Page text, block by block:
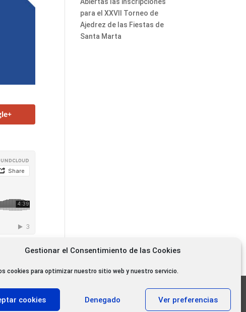
Gestionar el Consentimiento de las Cookies
cookies para optimizar nuestro sitio web y nuestro servicio.
cookies Denegado Ver preferencias
para el XXVII Torneo de
Ajedrez de las Fiestas de
Santa Marta
11.000 oyentes diarios
11.000 Gracias